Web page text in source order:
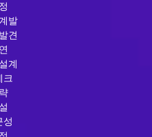
발
견
계
크
성